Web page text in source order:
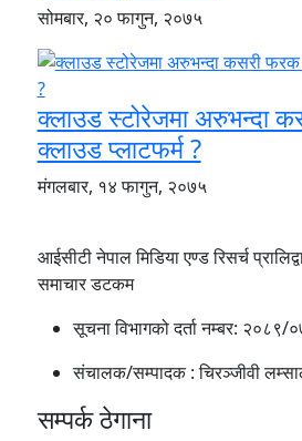
सोमबार, २० फागुन, २०७५
क्लाउड स्टोरेजमा अरुभन्दा
क्लाउड प्लाटफर्म ?
मंगलबार, १४ फागुन, २०७५
आईसीटी नेपाल मिडिया एण्ड रिसर्च
समाचार डटकम
सूचना विभागको दर्ता नम्बर: २०८९/
संचालक/सम्पादक :चिरञ्जीवी
सम्पर्क ठेगाना